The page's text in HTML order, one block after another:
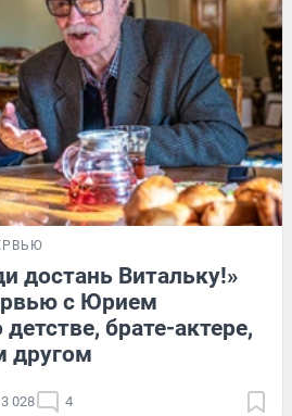
достань Витальку!»
с Юрием
брате-актере,
другом
3 028 4